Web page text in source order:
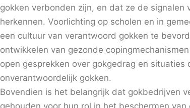
gokken verbonden zijn, en dat ze de signalen
herkennen. Voorlichting op scholen en in
een cultuur van verantwoord gokken te
ontwikkelen van gezonde
open gesprekken over gokgedrag en situaties
onverantwoordelijk gokken.
Bovendien is het belangrijk dat gokbedrijven
gehouden voor hun rol in het beschermen van